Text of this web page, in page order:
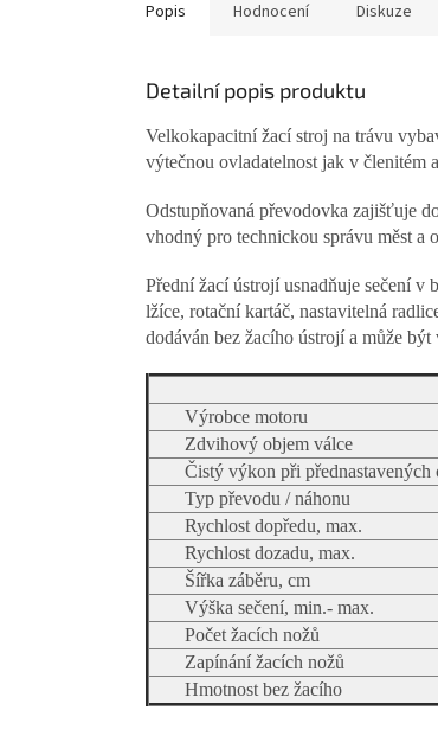
Popis Hodnocení Diskuze
Detailní popis produktu
Velkokapacitní žací stroj na trávu
výtečnou ovladatelnost jak v členitém
Odstupňovaná převodovka zajišťuje
vhodný pro technickou správu měst a
Přední žací ústrojí usnadňuje sečení
lžíce, rotační kartáč, nastavitelná
dodáván bez žacího ústrojí a může
Výrobce motoru
Zdvihový objem válce
Čistý výkon při přednastavených
Typ převodu / náhonu
Rychlost dopředu, max.
Rychlost dozadu, max.
Šířka záběru, cm
Výška sečení, min.- max.
Počet žacích nožů
Zapínání žacích nožů
Hmotnost bez žacího